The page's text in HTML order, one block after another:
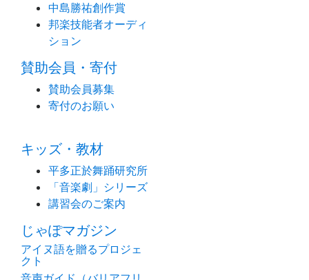
中島勝祐創作賞
邦楽技能者オーディ
ション
賛助会員・寄付
賛助会員募集
寄付のお願い
キッズ・教材
平多正於舞踊研究所
「音楽劇」シリーズ
講習会のご案内
じゃぽマガジン
アイヌ語を贈るプロジェ
クト